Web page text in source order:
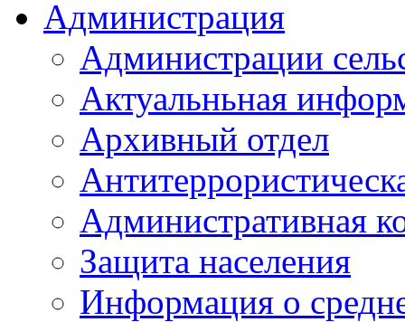
Администрация
Администрации
Актуальньная
Архивный отдел
Административная
Защита населения
Информация о